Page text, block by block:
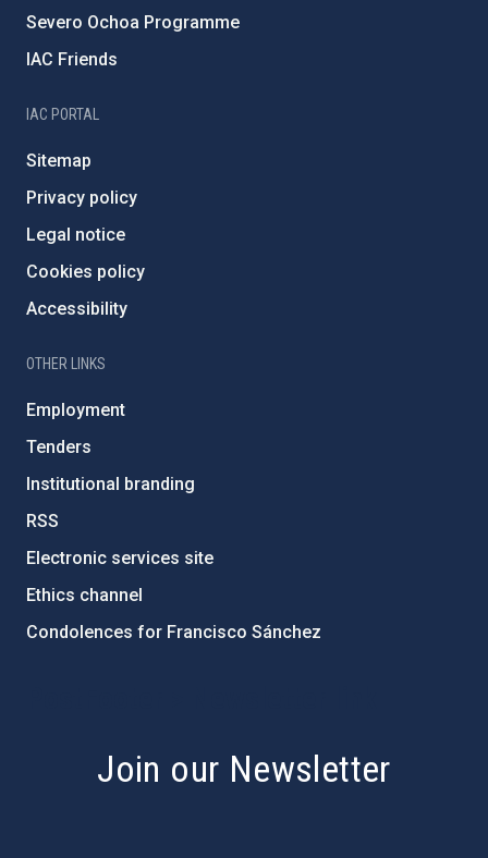
Severo Ochoa Programme
IAC Friends
IAC PORTAL
Sitemap
Privacy policy
Legal notice
Cookies policy
Accessibility
OTHER LINKS
Employment
Tenders
Institutional branding
RSS
Electronic services site
Ethics channel
Condolences for Francisco Sánchez
Join our Newsletter